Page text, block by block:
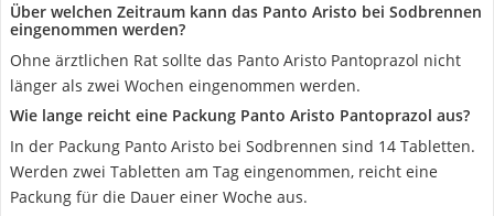
Über welchen Zeitraum kann das Panto Aristo bei Sodbrennen
eingenommen werden?
Ohne ärztlichen Rat sollte das Panto Aristo Pantoprazol nicht
länger als zwei Wochen eingenommen werden.
Wie lange reicht eine Packung Panto Aristo Pantoprazol aus?
In der Packung Panto Aristo bei Sodbrennen sind 14 Tabletten.
Werden zwei Tabletten am Tag eingenommen, reicht eine
Packung für die Dauer einer Woche aus.